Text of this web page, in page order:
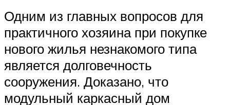
Одним из главных вопросов для
практичного хозяина при покупке
нового жилья незнакомого типа
является долговечность
сооружения. Доказано, что
модульный каркасный дом